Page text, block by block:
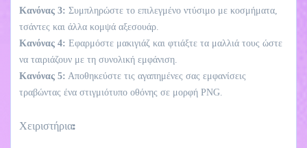
Κανόνας 3: Συμπληρώστε το επιλεγμένο ντύσιμο με κοσμήματα,
τσάντες και άλλα κομψά αξεσουάρ.
Κανόνας 4: Εφαρμόστε μακιγιάζ και φτιάξτε τα μαλλιά τους ώστε
να ταιριάζουν με τη συνολική εμφάνιση.
Κανόνας 5: Αποθηκεύστε τις αγαπημένες σας εμφανίσεις
τραβώντας ένα στιγμιότυπο οθόνης σε μορφή PNG.
Χειριστήρια: